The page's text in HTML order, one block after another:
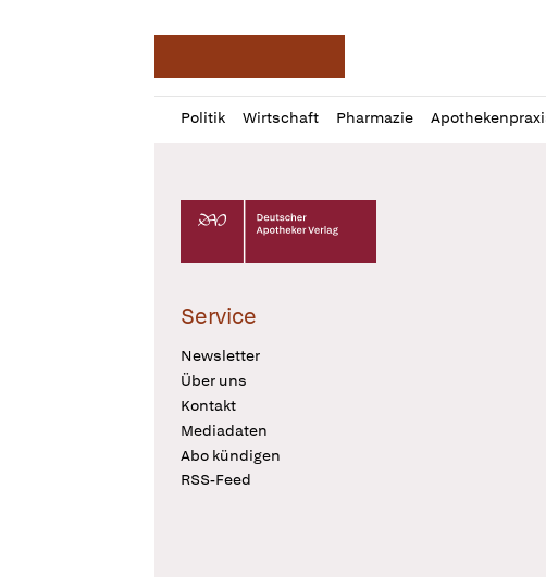
Politik Wirtschaft Pharmazie
Profil
öffnen
Daz
Pur
Deutscher Apotheker Verlag Logo
Service
Newsletter
Über uns
Kontakt
Mediadaten
Abo kündigen
RSS-Feed